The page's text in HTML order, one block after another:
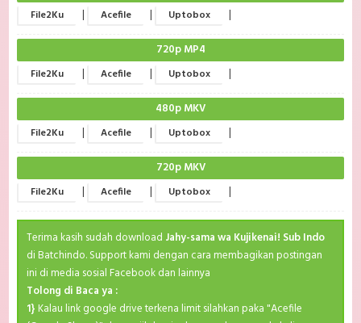
File2Ku | Acefile | Uptobox |
720p MP4
File2Ku | Acefile | Uptobox |
480p MKV
File2Ku | Acefile | Uptobox |
720p MKV
File2Ku | Acefile | Uptobox |
Terima kasih sudah download Jahy-sama wa Kujikenai! Sub Indo
di Batchindo. Support kami dengan cara membagikan postingan
ini di media sosial Facebook dan lainnya
Tolong di Baca ya :
1} Kalau link google drive terkena limit silahkan paka "Acefile